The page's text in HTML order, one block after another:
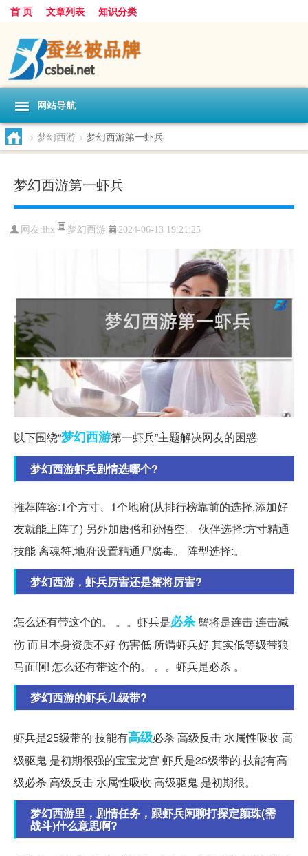
首 页 文章列表 知识分类
网站导航
> 梦幻西游 > 梦幻西游第一虾兵
梦幻西游第一虾兵
网友:lhx 梦幻西游 2024-06-13 19:21:25
以下围绕“梦幻西游第一虾兵”主题解决网友的困惑
梦幻西游虾兵剧情选哪个?
推荐阵容:1个方寸、1个地府(从排行榜靠前的选择,添加好
友就能上阵了) 另外加唐僧和孙悟空。 伙伴选择:方寸精通
技能 离魂符,地府设置精通尸腐毒。 阵型选择:。
梦幻西游，虾兵厉害还是蟹将厉害?
怎么还有带这个的。 。。虾兵是必杀蟹将是连击 连击减
伤 而且本身资质不好 伤害低 所谓虾兵好 其实低等级带狼
马面啊! 怎么还有带这个的。 。。虾兵是必杀 。
梦幻西游的虾兵几级带?
虾兵是25级带的 技能有高级必杀 高级反击 水属性吸收 高
级驱鬼 是初期很强的宝宝龙宫 虾兵是25级带的 技能有高
级必杀 高级反击 水属性吸收 高级驱鬼 是初期很。
梦幻西游里，剧情任务，跟虾兵闲聊打探定颜珠(需
战斗)什么意思啊?